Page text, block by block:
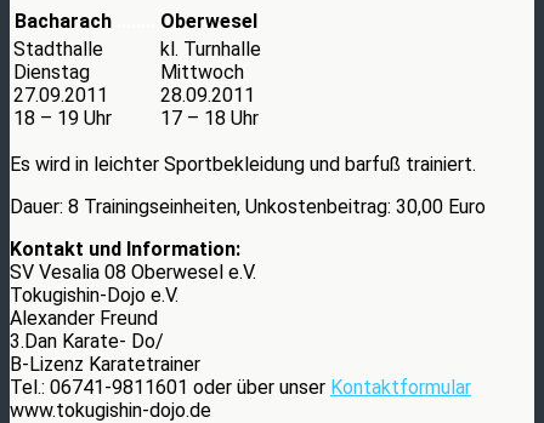
Bacharach
Oberwesel
Stadthalle
Dienstag
27.09.2011
18 – 19 Uhr
kl. Turnhalle
Mittwoch
28.09.2011
17 – 18 Uhr
Es wird in leichter Sportbekleidung und barfuß trainiert.
Dauer: 8 Trainingseinheiten, Unkostenbeitrag: 30,00 Euro
Kontakt und Information:
SV Vesalia 08 Oberwesel e.V.
Tokugishin-Dojo e.V.
Alexander Freund
3.Dan Karate- Do/
B-Lizenz Karatetrainer
Tel.: 06741-9811601 oder über unser Kontaktformular
www.tokugishin-dojo.de